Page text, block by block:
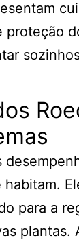
proteção
para a
plantas.